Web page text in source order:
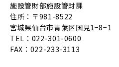
施設管財部施設管財課
住所：〒981-8522
宮城県仙台市青葉区国見1−8−1
TEL：022-301-0600
FAX：022-233-3113